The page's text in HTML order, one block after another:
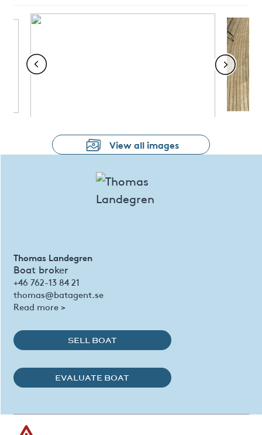
View all images
Thomas Landegren
Boat broker
+46 762-13 84 21
thomas@batagent.se
Read more >
SELL BOAT
EVALUATE BOAT